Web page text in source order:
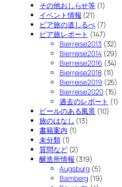
その他おしらせ等 (1)
イベント情報 (21)
ビア旅の道しるべ (7)
ビア旅レポート (147)
Bierreise2013 (32)
Bierreise2014(29)
Bierreise2016 (34)
Bierreise2018(11)
Bierreise2019 (25)
Bierreise2020(15)
過去のレポート (1)
ビールのある風景 (10)
旅のはなし (13)
書籍案内 (1)
未分類(1)
質問など(2)
醸造所情報 (319)
Augsburg (5)
Bamberg (19)